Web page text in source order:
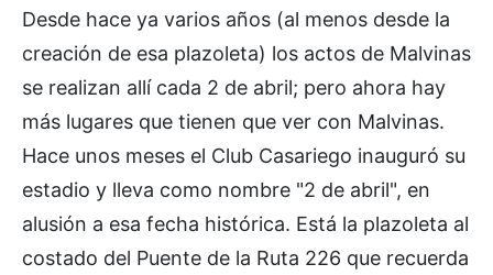
Desde hace ya varios años (al menos desde la
creación de esa plazoleta) los actos de Malvinas
se realizan allí cada 2 de abril; pero ahora hay
más lugares que tienen que ver con Malvinas.
Hace unos meses el Club Casariego inauguró su
estadio y lleva como nombre "2 de abril", en
alusión a esa fecha histórica. Está la plazoleta al
costado del Puente de la Ruta 226 que recuerda